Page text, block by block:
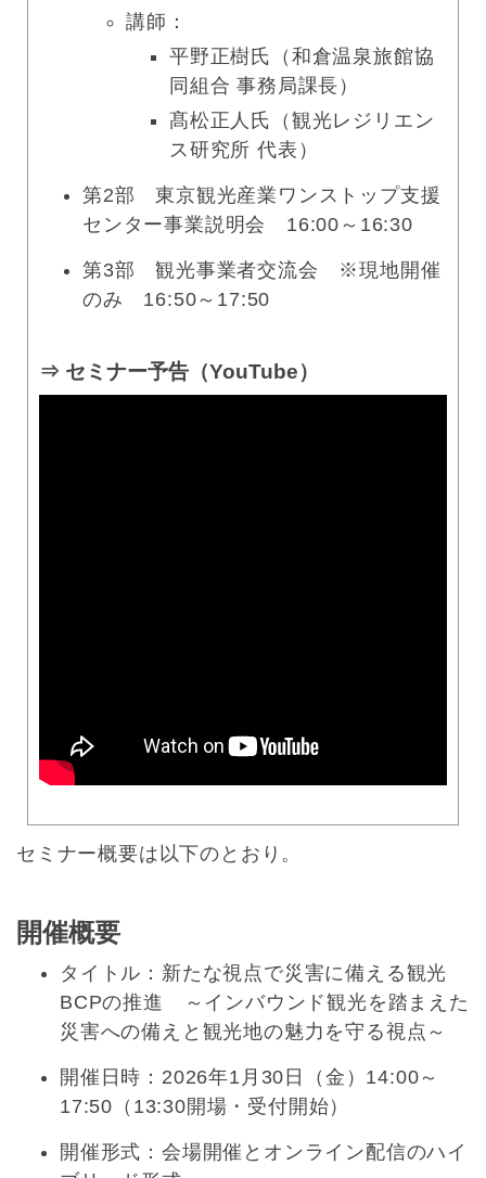
講師：
平野正樹氏（和倉温泉旅館協
同組合 事務局課長）
髙松正人氏（観光レジリエン
ス研究所 代表）
第2部 東京観光産業ワンストップ支援
センター事業説明会 16:00～16:30
第3部 観光事業者交流会 ※現地開催
のみ 16:50～17:50
⇒ セミナー予告（YouTube）
セミナー概要は以下のとおり。
開催概要
タイトル：新たな視点で災害に備える観光
BCPの推進 ～インバウンド観光を踏まえた
災害への備えと観光地の魅力を守る視点～
開催日時：2026年1月30日（金）14:00～
17:50（13:30開場・受付開始）
開催形式：会場開催とオンライン配信のハイ